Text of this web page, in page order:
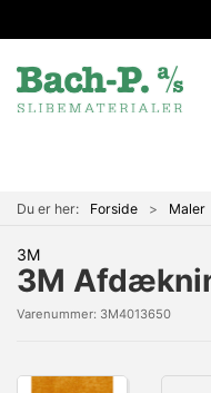
Du er her: Forside Maler
3M
3M
Varenummer: 3M4013650